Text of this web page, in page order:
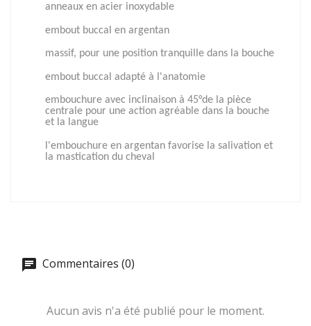
anneaux en acier inoxydable
embout buccal en argentan
massif, pour une position tranquille dans la bouche
embout buccal adapté à l'anatomie
embouchure avec inclinaison à 45°de la pièce
centrale pour une action agréable dans la bouche
et la langue
l'embouchure en argentan favorise la salivation et
la mastication du cheval
Commentaires (0)
Aucun avis n'a été publié pour le moment.